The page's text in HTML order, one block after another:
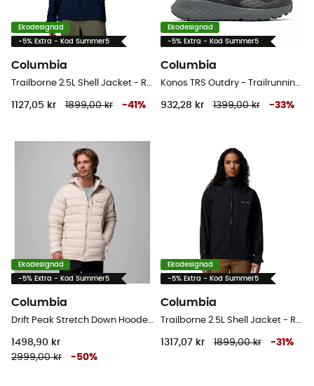
Ekodesignad
-5% Extra - Kod Summer5
Columbia
1127,05 kr 1899,00 kr -41 %
Ekodesignad
-5% Extra - Kod Summer5
Columbia
932,28 kr 1399,00 kr -33%
Ekodesignad
-5% Extra - Kod Summer5
Columbia
1498,90 kr
2999,00 kr
-50%
Ekodesignad
-5% Extra - Kod Summer5
Columbia
1317,07 kr 1899,00 kr -31 %